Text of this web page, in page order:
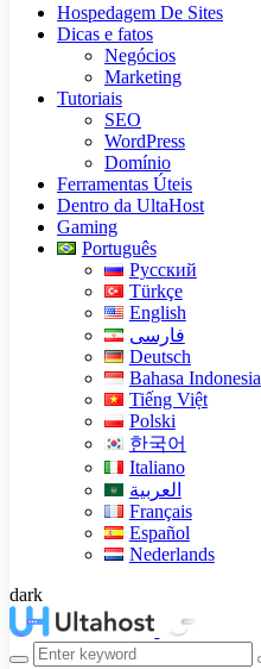
Hospedagem De Sites
Dicas e fatos
Negócios
Marketing
Tutoriais
SEO
WordPress
Domínio
Ferramentas Úteis
Dentro da UltaHost
Gaming
Português
Русский
Türkçe
English
فارسی
Deutsch
Bahasa Indonesia
Tiếng Việt
Polski
한국어
Italiano
العربية
Français
Español
Nederlands
dark